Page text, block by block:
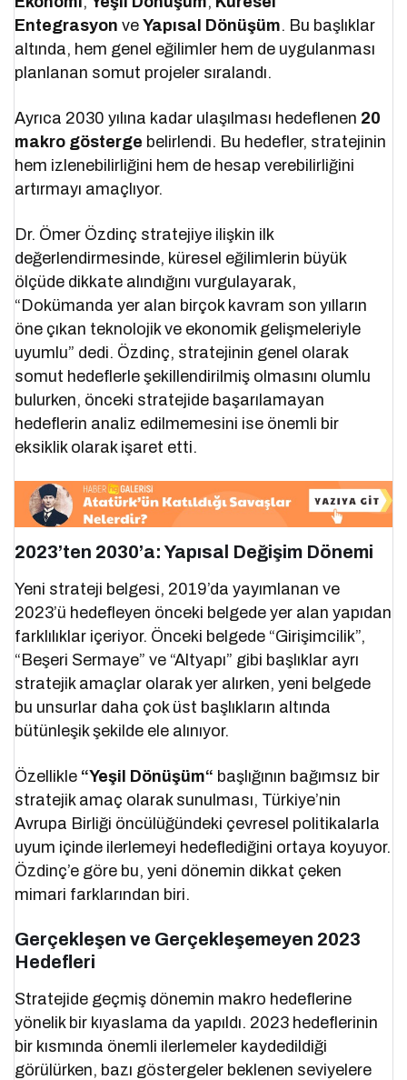
Entegrasyon veYapısal Dönüşüm. Bu başlıklar
altında, hem genel eğilimler hem de uygulanması
planlanan somut projeler sıralandı.
Ayrıca 2030 yılına kadar ulaşılması hedeflenen 20
makro gösterge belirlendi. Bu hedefler, stratejinin
hem izlenebilirliğini hem de hesap verebilirliğini
artırmayı amaçlıyor.
Dr. Ömer Özdinç stratejiye ilişkin ilk
değerlendirmesinde, küresel eğilimlerin büyük
ölçüde dikkate alındığını vurgulayarak,
“Dokümanda yer alan birçok kavram son yılların
öne çıkan teknolojik ve ekonomik gelişmeleriyle
uyumlu” dedi. Özdinç, stratejinin genel olarak
somut hedeflerle şekillendirilmiş olmasını olumlu
bulurken, önceki stratejide başarılamayan
hedeflerin analiz edilmemesini ise önemli bir
eksiklik olarak işaret etti.
2023’ten 2030’a: Yapısal Değişim Dönemi
Yeni strateji belgesi, 2019’da yayımlanan ve
2023’ü hedefleyen önceki belgede yer alan yapıdan
farklılıklar içeriyor. Önceki belgede “Girişimcilik”,
“Beşeri Sermaye” ve “Altyapı” gibi başlıklar ayrı
stratejik amaçlar olarak yer alırken, yeni belgede
bu unsurlar daha çok üst başlıkların altında
bütünleşik şekilde ele alınıyor.
Özellikle “Yeşil Dönüşüm“ başlığının bağımsız bir
stratejik amaç olarak sunulması, Türkiye’nin
Avrupa Birliği öncülüğündeki çevresel politikalarla
uyum içinde ilerlemeyi hedeflediğini ortaya koyuyor.
Özdinç’e göre bu, yeni dönemin dikkat çeken
mimari farklarından biri.
Gerçekleşen ve Gerçekleşemeyen 2023
Hedefleri
Stratejide geçmiş dönemin makro hedeflerine
yönelik bir kıyaslama da yapıldı. 2023 hedeflerinin
bir kısmında önemli ilerlemeler kaydedildiği
görülürken, bazı göstergeler beklenen seviyelere